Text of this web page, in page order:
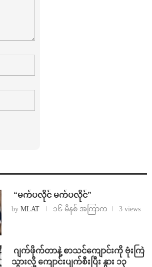
⁨ ⁨“မက်ပလိုင် မက်ပလိုင်”
by MLAT ၁၆ မိနစ် အကြာက 3 views
⁨⁩ ⁨ဂျက်ဖိုက်တာနဲ့ စာသင်ကျောင်းကို ဗုံးကြဲ
သွားလို့ ကျောင်းပျက်စီးပြီး နွား ၁၃